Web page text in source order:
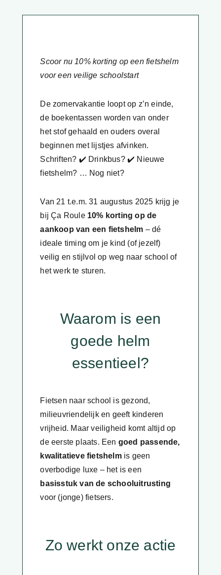
Scoor nu 10% korting op een fietshelm
voor een veilige schoolstart
De zomervakantie loopt op z’n einde,
de boekentassen worden van onder
het stof gehaald en ouders overal
beginnen met lijstjes afvinken.
Schriften? ✔️ Drinkbus? ✔️ Nieuwe
fietshelm? … Nog niet?
Van 21 t.e.m. 31 augustus 2025 krijg je
bij Ça Roule 10% korting op de
aankoop van een fietshelm – dé
ideale timing om je kind (of jezelf)
veilig en stijlvol op weg naar school of
het werk te sturen.
Waarom is een
goede helm
essentieel?
Fietsen naar school is gezond,
milieuvriendelijk en geeft kinderen
vrijheid. Maar veiligheid komt altijd op
de eerste plaats. Een goed passende,
kwalitatieve fietshelmis geen
overbodige luxe – het is een
basisstuk van de schooluitrusting
voor (jonge) fietsers.
Zo werkt onze actie